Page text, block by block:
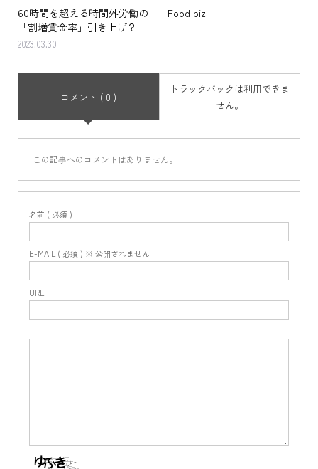
60時間を超える時間外労働の
「割増賃金率」引き上げ？
2023.03.30
Food biz
コメント ( 0 )
トラックバックは利用できま
せん。
この記事へのコメントはありません。
名前 ( 必須 )
E-MAIL ( 必須 ) ※ 公開されません
URL